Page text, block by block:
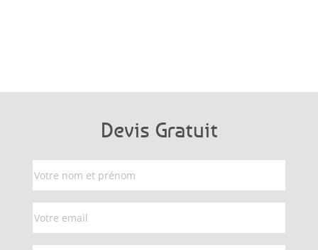
Devis Gratuit